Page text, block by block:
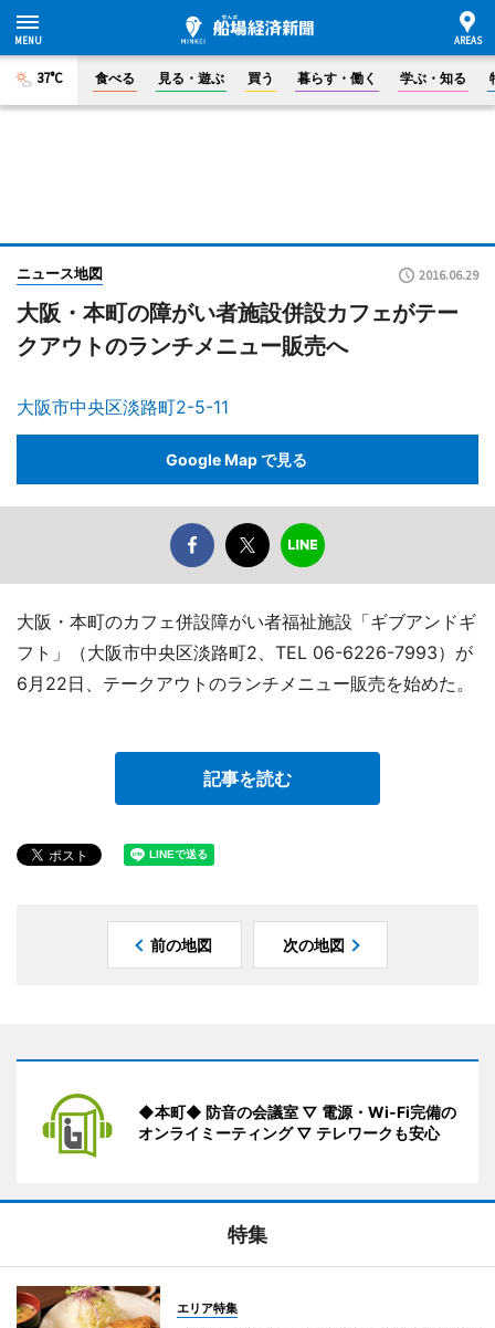
37°C 食べる 見る・遊ぶ 買う 暮らす・働く 学ぶ・知る
ニュース地図 2016.06.29
大阪・本町の障がい者施設併設カフェがテー
クアウトのランチメニュー販売へ
大阪市中央区淡路町2-5-11
Google Map で見る
大阪・本町のカフェ併設障がい者福祉施設「ギブアンドギ
フト」（大阪市中央区淡路町2、TEL 06-6226-7993）が
6月22日、テークアウトのランチメニュー販売を始めた。
記事を読む
前の地図 次の地図
◆本町◆ 防音の会議室 ▽ 電源・Wi-Fi完備の
オンライミーティング ▽ テレワークも安心
特集
エリア特集